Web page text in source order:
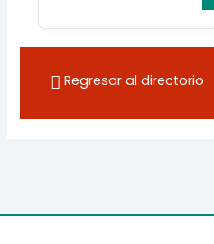
Regresar al directorio